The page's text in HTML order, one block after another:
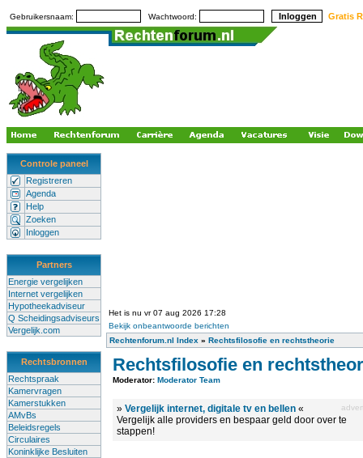
Gebruikersnaam: Wachtwoord: Gratis
Controle paneel
Registreren
Agenda
Help
Zoeken
Inloggen
Partners
Energie vergelijken
Internet vergelijken
Hypotheekadviseur
Q Scheidingsadviseurs
Vergelijk.com
Rechtsbronnen
Rechtspraak
Kamervragen
Kamerstukken
AMvBs
Beleidsregels
Circulaires
Koninklijke Besluiten
Het is nu vr 07 aug 2026 17:28
Bekijk onbeantwoorde berichten
Rechtenforum.nl Index » Rechtsfilosofie en rechtstheorie
Rechtsfilosofie en
Moderator: Moderator Team
» Vergelijk internet, digitale tv en bellen «
Vergelijk alle providers en bespaar geld door over te
stappen!